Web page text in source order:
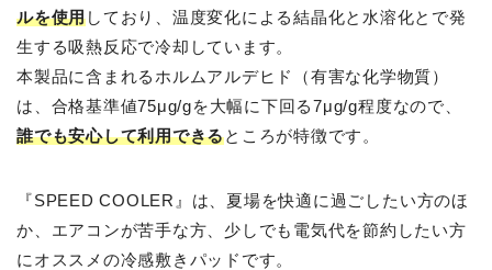
ルを使用しており、温度変化による結晶化と水溶化とで発
生する吸熱反応で冷却しています。
本製品に含まれるホルムアルデヒド（有害な化学物質）
は、合格基準値75μg/gを大幅に下回る7μg/g程度なので、
誰でも安心して利用できるところが特徴です。
『SPEED COOLER』は、夏場を快適に過ごしたい方のほ
か、エアコンが苦手な方、少しでも電気代を節約したい方
にオススメの冷感敷きパッドです。